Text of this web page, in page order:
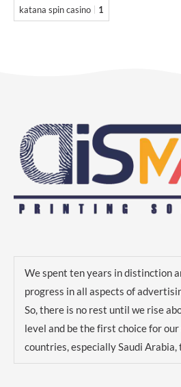
katana spin casino 1
We spent ten years in distinction
progress in all aspects of
So, there is no rest until we rise
level and be the first choice for
countries, especially Saudi Arabia,